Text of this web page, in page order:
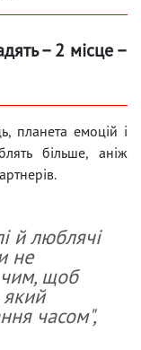
– 2 місце –
планета емоцій і
більше, аніж
й люблячі
не
чим, щоб
який
часом",